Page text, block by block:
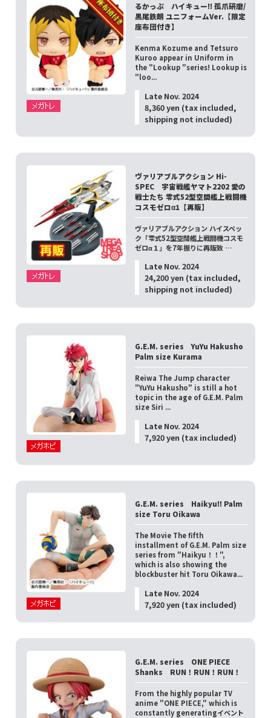
るかっぷ ハイキュー!! 孤爪研磨/
黒尾鉄朗 ユニフォームVer.【限定
座布団付き】
Kenma Kozume and Tetsuro
Kuroo appear in Uniform in
the "Lookup "series! Lookup is
"loo...
Late Nov. 2024
8,360 yen (tax included,
shipping not included)
ヴァリアブルアクション Hi-
SPEC 宇宙戦艦ヤマト2202 愛の
戦士たち 零式52型空間艦上戦闘機
コスモゼロα1【再販】
ヴァリアブルアクション ハイスペッ
ク「零式52型空間艦上戦闘機コスモ
ゼロα１」を7年振りに再販致 …
Late Nov. 2024
24,200 yen (tax included,
shipping not included)
G.E.M. series YuYu Hakusho
Palm size Kurama
Reiwa The Jump character
"YuYu Hakusho" is still a hot
topic in the age of G.E.M. Palm
size Siri ...
Late Nov. 2024
7,920 yen (tax included)
G.E.M. series Haikyu!! Palm
size Toru Oikawa
The Movie The fifth
installment of G.E.M. Palm size
series from "Haikyu！！",
which is also showing the
blockbuster hit Toru Oikawa...
Late Nov. 2024
7,920 yen (tax included)
G.E.M. series ONE PIECE
Shanks RUN！RUN！RUN！
From the highly popular TV
anime "ONE PIECE," which is
constantly generatingイベント